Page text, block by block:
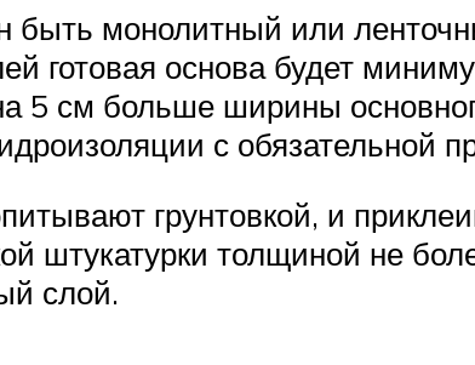
быть монолитный или
готовая основа будет
5 см больше ширины
с обязательной
грунтовкой, и
штукатурки толщиной не
слой.